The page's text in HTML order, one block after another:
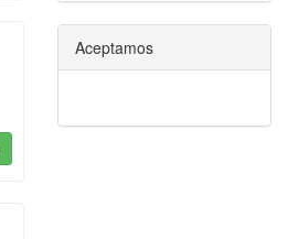
Aceptamos